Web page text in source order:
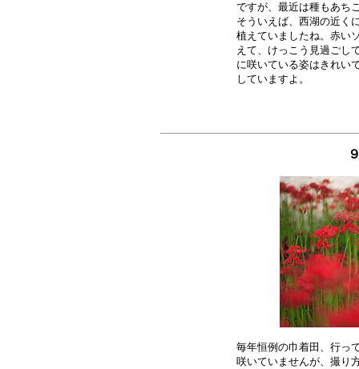
ですが、最近は種もあち
そういえば、西湖の近く
植えていましたね。赤い
えて、けっこう見過ごし
に咲いている姿はきれい
毎年恒例の巾着田、行っ
咲いていませんが、撮り